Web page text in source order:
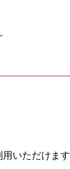
いただけます